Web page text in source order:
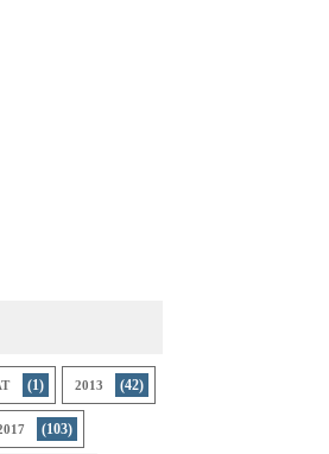
(1) 2013 (42)
(103)